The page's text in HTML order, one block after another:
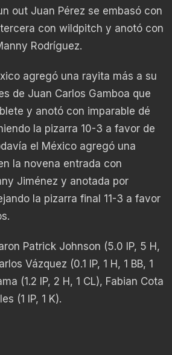
out Juan Pérez se embasó con
con wildpitch y anotó con
Rodríguez.
agregó una rayita más a su
de Juan Carlos Gamboa que
y anotó con imparable dé
la pizarra 10-3 a favor de
el México agregó una
la novena entrada con
Jiménez y anotada por
la pizarra final 11-3 a favor
Patrick Johnson (5.0 IP, 5 H,
Vázquez (0.1 IP, 1 H, 1 BB, 1
(1.2 IP, 2 H, 1 CL), Fabian Cota
(1 IP, 1 K).